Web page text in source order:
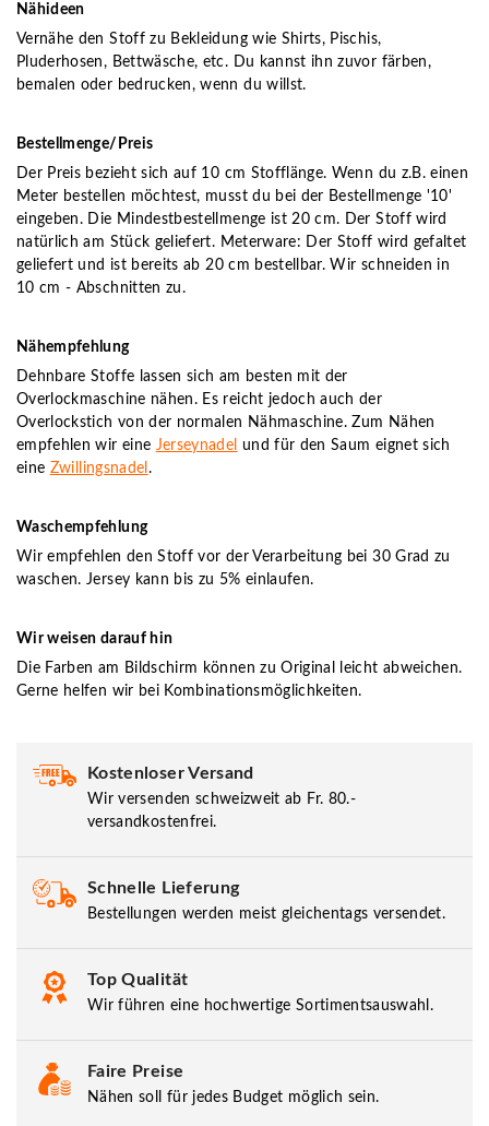
Nähideen
Vernähe den Stoff zu Bekleidung wie Shirts, Pischis,
Pluderhosen, Bettwäsche, etc. Du kannst ihn zuvor färben,
bemalen oder bedrucken, wenn du willst.
Bestellmenge/Preis
Der Preis bezieht sich auf 10 cm Stofflänge. Wenn du z.B. einen
Meter bestellen möchtest, musst du bei der Bestellmenge '10'
eingeben. Die Mindestbestellmenge ist 20 cm. Der Stoff wird
natürlich am Stück geliefert. Meterware: Der Stoff wird gefaltet
geliefert und ist bereits ab 20 cm bestellbar. Wir schneiden in
10 cm - Abschnitten zu.
Nähempfehlung
Dehnbare Stoffe lassen sich am besten mit der
Overlockmaschine nähen. Es reicht jedoch auch der
Overlockstich von der normalen Nähmaschine. Zum Nähen
empfehlen wir eine Jerseynadel
und für den Saum eignet sich
eine Zwillingsnadel .
Waschempfehlung
Wir empfehlen den Stoff vor der Verarbeitung bei 30 Grad zu
waschen. Jersey kann bis zu 5% einlaufen.
Wir weisen darauf hin
Die Farben am Bildschirm können zu Original leicht abweichen.
Gerne helfen wir bei Kombinationsmöglichkeiten.
Kostenloser Versand
Wir versenden schweizweit ab Fr. 80.-
versandkostenfrei.
Schnelle Lieferung
Bestellungen werden meist gleichentags versendet.
Top Qualität
Wir führen eine hochwertige Sortimentsauswahl.
Faire Preise
Nähen soll für jedes Budget möglich sein.